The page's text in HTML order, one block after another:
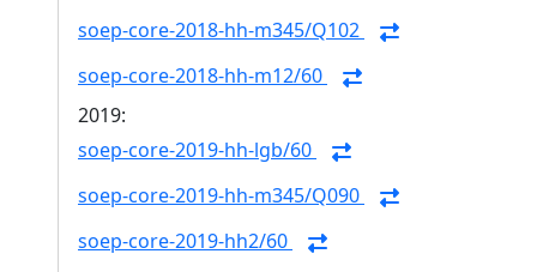
soep-core-2018-hh-m345/Q102
soep-core-2018-hh-m12/60
2019:
soep-core-2019-hh-lgb/60
soep-core-2019-hh-m345/Q090
soep-core-2019-hh2/60